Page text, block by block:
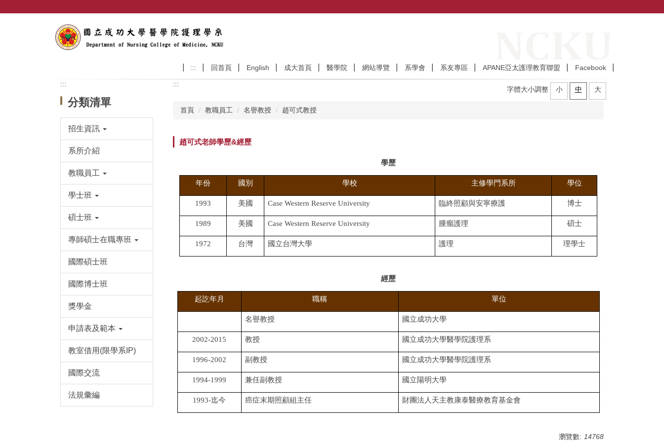
::: 回首頁 English 成大首頁 醫學院 網站導覽 系學會 系友專區 APANE亞太護理教育聯盟 Facebook
:::
分類清單
招生資訊
系所介紹
教職員工
學士班
碩士班
專師碩士在職專班
國際碩士班
國際博士班
獎學金
申請表及範本
教室借用(限學系IP)
國際交流
法規彙編
:::
首頁 教職員工 名譽教授 趙可式教授
趙可式老師學歷&經歷
字體大小調整 小 中 大
學歷
年份 國別 學校 主修學門系所 學位
1993 美國 Case Western Reserve University 臨終照顧與安寧療護 博士
1989 美國 Case Western Reserve University 腫瘤護理 碩士
1972 台灣 國立台灣大學 護理 理學士
經歷
起訖年月 職稱 單位
名譽教授 國立成功大學
2002-2015 教授 國立成功大學醫學院護理系
1996-2002 副教授 國立成功大學醫學院護理系
1994-1999 兼任副教授 國立陽明大學
1993-迄今 癌症末期照顧組主任 財團法人天主教康泰醫療教育基金會
瀏覽數: 14768